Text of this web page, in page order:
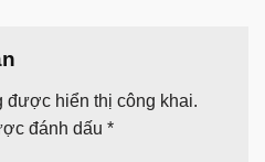
được hiển thị công khai.
đánh dấu *